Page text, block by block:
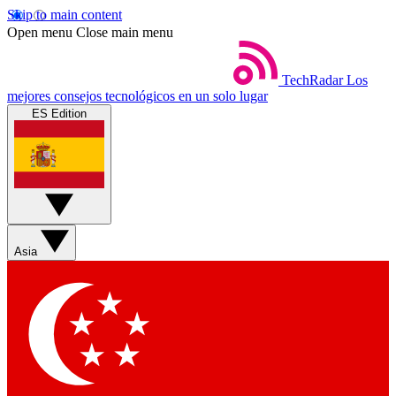
Skip to main content
Open menu Close main menu
TechRadar Los
mejores consejos tecnológicos en un solo lugar
ES Edition
Asia